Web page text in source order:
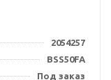
2054257
BSS50FA
Под заказ